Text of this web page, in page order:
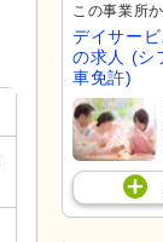
この事業所
デイサー
の求人 (シ
車免許)